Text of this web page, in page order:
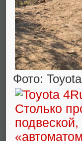
Фото: Toyota